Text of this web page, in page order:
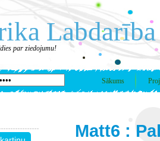
Labdarība
par ziedojumu!
Sākums
Matt6 :